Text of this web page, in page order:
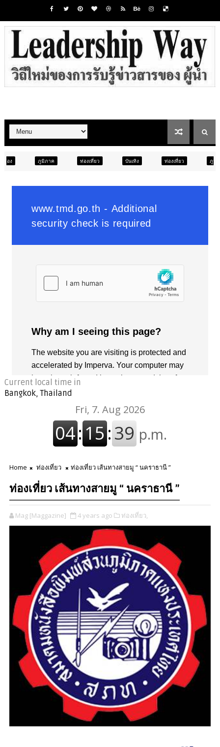
ท่องเที่ยว บันเทิง ท่องเที่ยว ภูมิภาค
Current local time in
Bangkok, Thailand
Home ท่องเที่ยว ท่องเที่ยว เส้นทางสายมู “ นคราธานี ”
ท่องเที่ยว เส้นทางสายมู “ นคราธานี ”
Mag [Maggazine] 4 years ago ท่องเที่ยว,